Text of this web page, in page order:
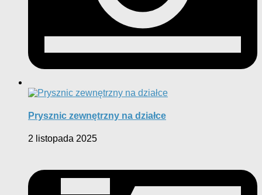
Prysznic zewnętrzny na działce
2 listopada 2025